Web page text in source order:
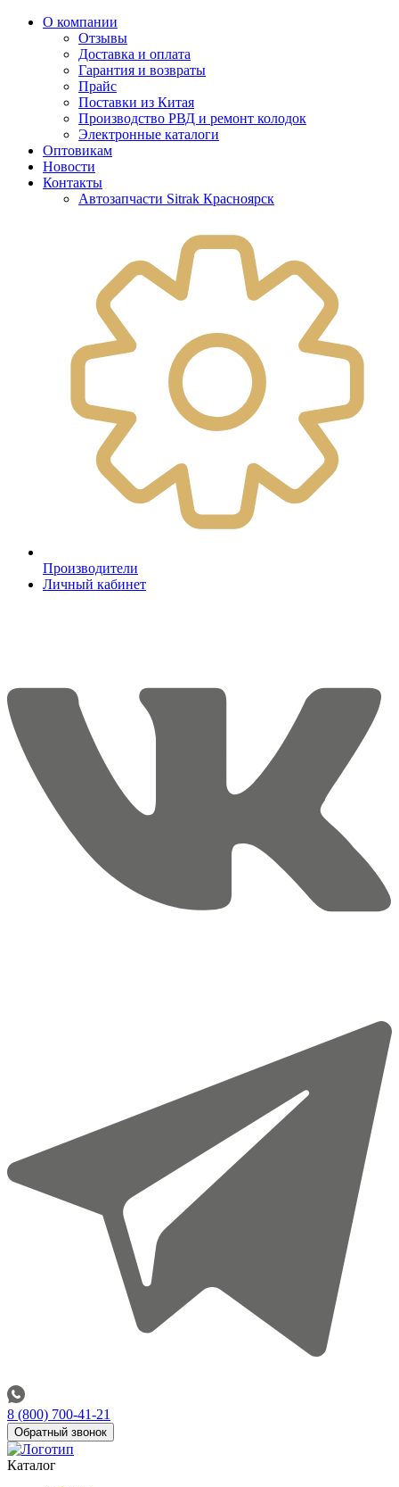
О компании
Отзывы
Доставка и оплата
Гарантия и возвраты
Прайс
Поставки из Китая
Производство РВД и ремонт колодок
Электронные каталоги
Оптовикам
Новости
Контакты
Автозапчасти Sitrak Красноярск
Производители
Личный кабинет
8 (800) 700-41-21
Обратный звонок
Каталог